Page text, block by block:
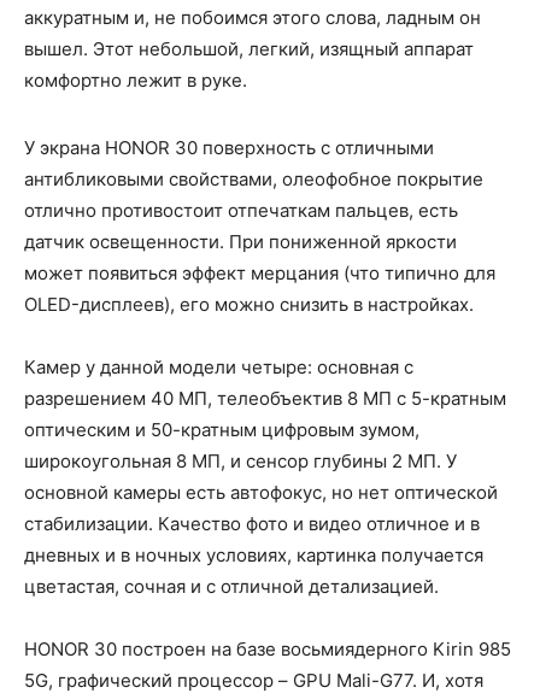
аккуратным и, не побоимся этого слова, ладным он
вышел. Этот небольшой, легкий, изящный аппарат
комфортно лежит в руке.
У экрана HONOR 30 поверхность с отличными
антибликовыми свойствами, олеофобное покрытие
отлично противостоит отпечаткам пальцев, есть
датчик освещенности. При пониженной яркости
может появиться эффект мерцания (что типично для
OLED-дисплеев), его можно снизить в настройках.
Камер у данной модели четыре: основная с
разрешением 40 МП, телеобъектив 8 МП с 5-кратным
оптическим и 50-кратным цифровым зумом,
широкоугольная 8 МП, и сенсор глубины 2 МП. У
основной камеры есть автофокус, но нет оптической
стабилизации. Качество фото и видео отличное и в
дневных и в ночных условиях, картинка получается
цветастая, сочная и с отличной детализацией.
HONOR 30 построен на базе восьмиядерного Kirin 985
5G, графический процессор – GPU Mali-G77. И, хотя